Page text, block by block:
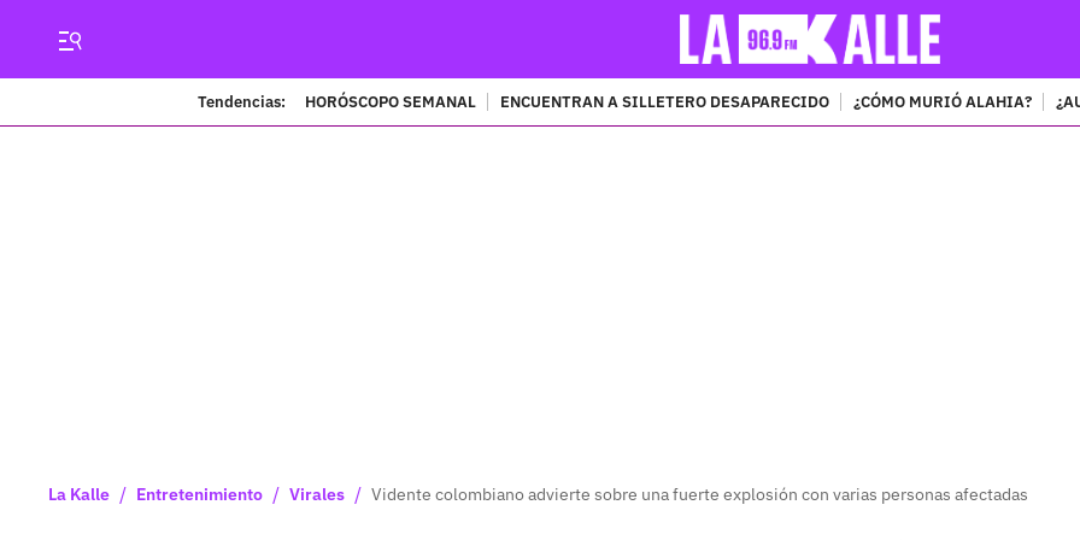
Tendencias: HORÓSCOPO SEMANAL ENCUENTRAN A SILLETERO DESAPARECIDO ¿CÓMO MURIÓ ALAHIA?
La Kalle / Entretenimiento / Virales / Vidente colombiano advierte sobre una fuerte explosión con varias personas afectadas